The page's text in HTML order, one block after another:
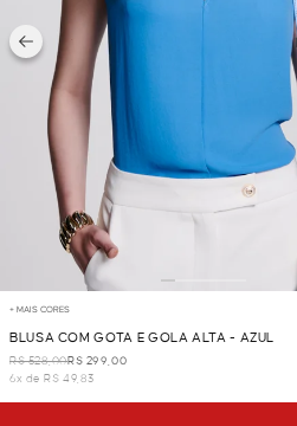
+ MAIS CORES
BLUSA COM GOTA E GOLA ALTA - AZUL
R$ 528,00R$ 299,00
6x de R$ 49,83